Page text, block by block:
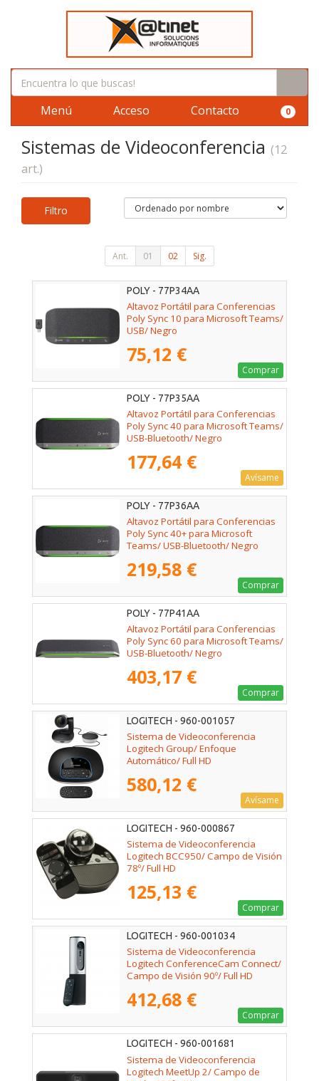
Menú Acceso Contacto 0
Sistemas de Videoconferencia (12
art.)
Filtro
Ant. 01 02 Sig.
POLY - 77P34AA
Altavoz Portátil para Conferencias
Poly Sync 10 para Microsoft Teams/
USB/ Negro
75,12 €
Comprar
POLY - 77P35AA
Altavoz Portátil para Conferencias
Poly Sync 40 para Microsoft Teams/
USB-Bluetooth/ Negro
177,64 €
Avísame
POLY - 77P36AA
Altavoz Portátil para Conferencias
Poly Sync 40+ para Microsoft
Teams/ USB-Bluetooth/ Negro
219,58 €
Comprar
POLY - 77P41AA
Altavoz Portátil para Conferencias
Poly Sync 60 para Microsoft Teams/
USB-Bluetooth/ Negro
403,17 €
Comprar
LOGITECH - 960-001057
Sistema de Videoconferencia
Logitech Group/ Enfoque
Automático/ Full HD
580,12 €
Avísame
LOGITECH - 960-000867
Sistema de Videoconferencia
Logitech BCC950/ Campo de Visión
78º/ Full HD
125,13 €
Comprar
LOGITECH - 960-001034
Sistema de Videoconferencia
Logitech ConferenceCam Connect/
Campo de Visión 90º/ Full HD
412,68 €
Comprar
LOGITECH - 960-001681
Sistema de Videoconferencia
Logitech MeetUp 2/ Campo de